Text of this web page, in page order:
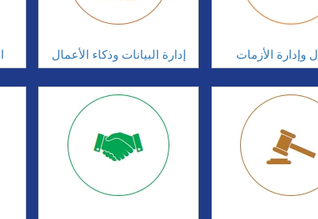
إدارة البيانات وذكاء الأعمال وإدارة الأزمات